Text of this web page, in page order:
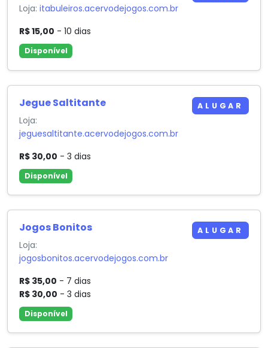
Loja:itabuleiros.acervodejogos.com.br
R$ 15,00 - 10 dias
Disponível
Jegue Saltitante
Loja:
jeguesaltitante.acervodejogos.com.br
R$ 30,00 - 3 dias
Disponível
ALUGAR
Jogos Bonitos
Loja:
jogosbonitos.acervodejogos.com.br
R$ 35,00 - 7 dias
R$ 30,00 - 3 dias
Disponível
ALUGAR